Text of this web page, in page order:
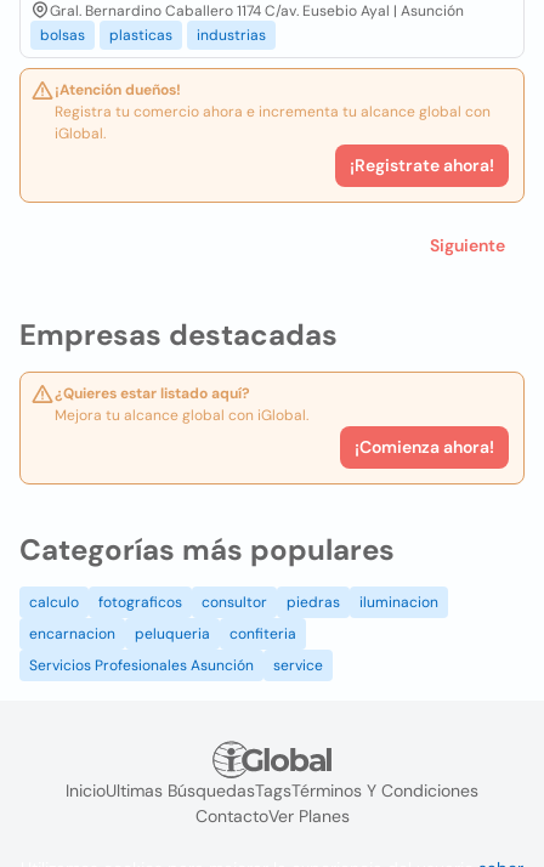
Empresas destacadas
¿Quieres estar listado aquí?
Mejora tu alcance global con iGlobal.
¡Comienza ahora!
Gral. Bernardino Caballero 1174 C/av. Eusebio Ayal | Asunción
bolsas
plasticas industrias
¡Atención dueños!
Registra tu comercio ahora e incrementa tu alcance global con
iGlobal.
¡Registrate ahora!
Siguiente
Categorías más populares
calculo fotograficos consultor piedras
iluminacion
encarnacion
peluqueria
confiteria
Servicios Profesionales Asunción
service
InicioUltimas BúsquedasTagsTérminos Y Condiciones
ContactoVer Planes